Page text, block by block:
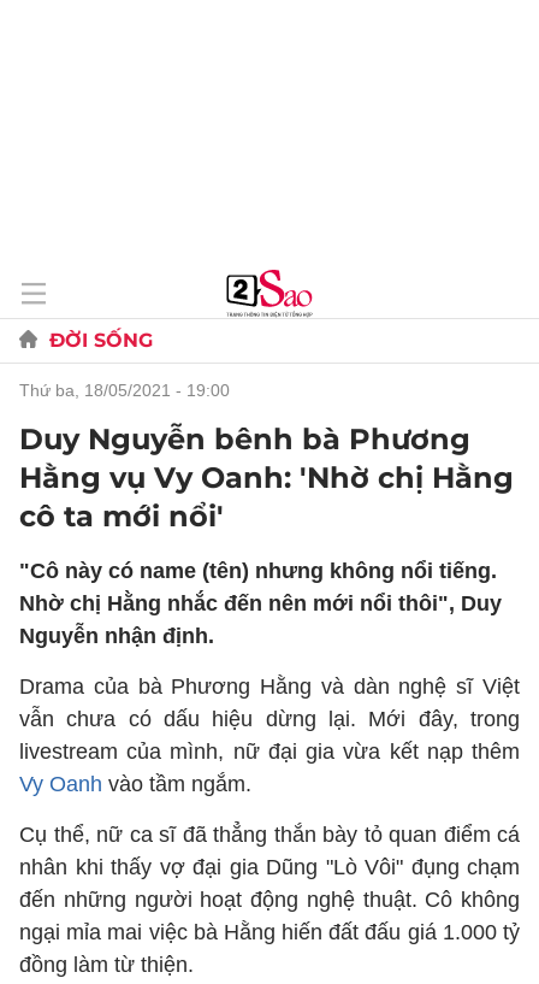
ĐỜI SỐNG
thứ ba, 18/05/2021 - 19:00
Duy Nguyễn bênh bà Phương
Hằng vụ Vy Oanh: 'Nhờ chị Hằng
cô ta mới nổi'
"Cô này có name (tên) nhưng không nổi tiếng.
Nhờ chị Hằng nhắc đến nên mới nổi thôi", Duy
Nguyễn nhận định.
Drama của bà Phương Hằng và dàn nghệ sĩ Việt
vẫn chưa có dấu hiệu dừng lại. Mới đây, trong
livestream của mình, nữ đại gia vừa kết nạp thêm
Vy Oanh vào tầm ngắm.
Cụ thể, nữ ca sĩ đã thẳng thắn bày tỏ quan điểm cá
nhân khi thấy vợ đại gia Dũng "Lò Vôi" đụng chạm
đến những người hoạt động nghệ thuật. Cô không
ngại mỉa mai việc bà Hằng hiến đất đấu giá 1.000 tỷ
đồng làm từ thiện.